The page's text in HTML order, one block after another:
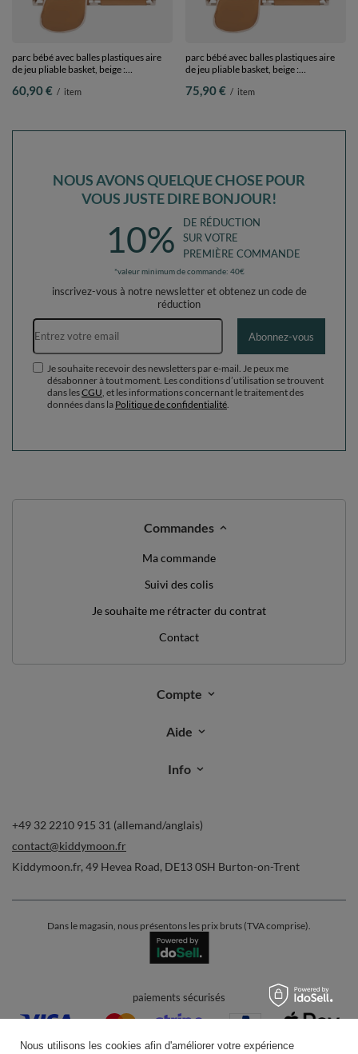
parc bébé avec balles plastiques aire
de jeu pliable basket, beige :
200 balles
60,90 € / item
parc bébé avec balles plastiques aire
de jeu pliable basket, beige :
400 balles
75,90 € / item
NOUS AVONS QUELQUE CHOSE POUR
VOUS JUSTE DIRE BONJOUR!
10%
DE RÉDUCTION
SUR VOTRE
PREMIÈRE COMMANDE
*valeur minimum de commande: 40€
inscrivez-vous à notre newsletter et obtenez un code de
réduction
Adresse e-mail
Abonnez-vous
Je souhaite recevoir des newsletters par e-mail. Je peux me
désabonner à tout moment. Les conditions d’utilisation se trouvent
dans lesCGU , et les informations concernant le traitement des
données dans la Politique de confidentialité
Commandes
Ma commande
Suivi des colis
Je souhaite me rétracter du contrat
Contact
Compte
Aide
Info
+49 32 2210 915 31 (allemand/anglais)
contact@kiddymoon.fr
Kiddymoon.fr, 49 Hevea Road, DE13 0SH Burton-on-Trent
Dans le magasin, nous présentons les prix bruts (TVA comprise).
paiements sécurisés
Nous utilisons les cookies afin d'améliorer votre expérience